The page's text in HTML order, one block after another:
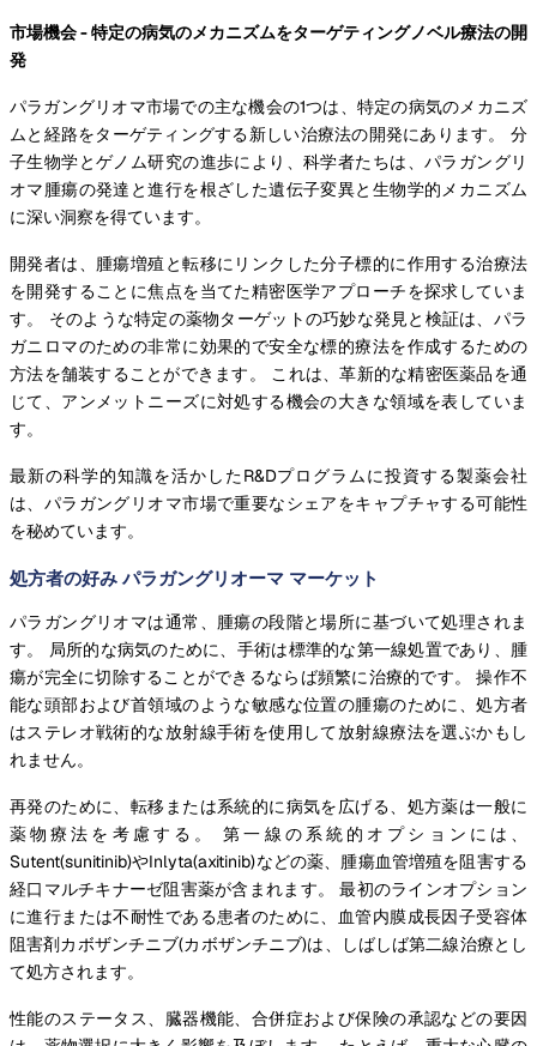
市場機会 - 特定の病気のメカニズムをターゲティングノベル療法の開
発
パラガングリオマ市場での主な機会の1つは、特定の病気のメカニズ
ムと経路をターゲティングする新しい治療法の開発にあります。 分
子生物学とゲノム研究の進歩により、科学者たちは、パラガングリ
オマ腫瘍の発達と進行を根ざした遺伝子変異と生物学的メカニズム
に深い洞察を得ています。
開発者は、腫瘍増殖と転移にリンクした分子標的に作用する治療法
を開発することに焦点を当てた精密医学アプローチを探求していま
す。 そのような特定の薬物ターゲットの巧妙な発見と検証は、パラ
ガニロマのための非常に効果的で安全な標的療法を作成するための
方法を舗装することができます。 これは、革新的な精密医薬品を通
じて、アンメットニーズに対処する機会の大きな領域を表していま
す。
最新の科学的知識を活かしたR&Dプログラムに投資する製薬会社
は、パラガングリオマ市場で重要なシェアをキャプチャする可能性
を秘めています。
処方者の好み パラガングリオーマ マーケット
パラガングリオマは通常、腫瘍の段階と場所に基づいて処理されま
す。 局所的な病気のために、手術は標準的な第一線処置であり、腫
瘍が完全に切除することができるならば頻繁に治療的です。 操作不
能な頭部および首領域のような敏感な位置の腫瘍のために、処方者
はステレオ戦術的な放射線手術を使用して放射線療法を選ぶかもし
れません。
再発のために、転移または系統的に病気を広げる、処方薬は一般に
薬物療法を考慮する。 第一線の系統的オプションには、
Sutent(sunitinib)やInlyta(axitinib)などの薬、腫瘍血管増殖を阻害する
経口マルチキナーゼ阻害薬が含まれます。 最初のラインオプション
に進行または不耐性である患者のために、血管内膜成長因子受容体
阻害剤カボザンチニブ(カボザンチニブ)は、しばしば第二線治療とし
て処方されます。
性能のステータス、臓器機能、合併症および保険の承認などの要因